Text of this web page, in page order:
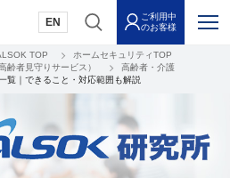
EN
ご利用中
のお客様
TOP
ホームセキュリティTOP
齢者見守りサービス）
高齢者・介護
覧｜できること・対応範囲も解説